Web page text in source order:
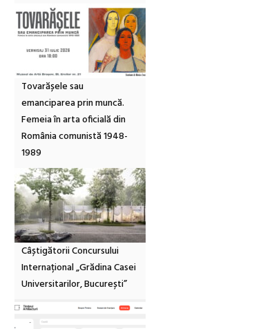
Tovarășele sau
emanciparea prin muncă.
Femeia în arta oficială din
România comunistă 1948-
1989
Câștigătorii Concursului
Internațional „Grădina Casei
Universitarilor, București”